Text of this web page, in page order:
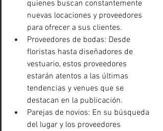
quienes buscan constantemente
nuevas locaciones y proveedores
para ofrecer a sus clientes.
Proveedores de bodas: Desde
floristas hasta diseñadores de
vestuario, estos proveedores
estarán atentos a las últimas
tendencias y venues que se
destacan en la publicación.
Parejas de novios: En su búsqueda
del lugar y los proveedores